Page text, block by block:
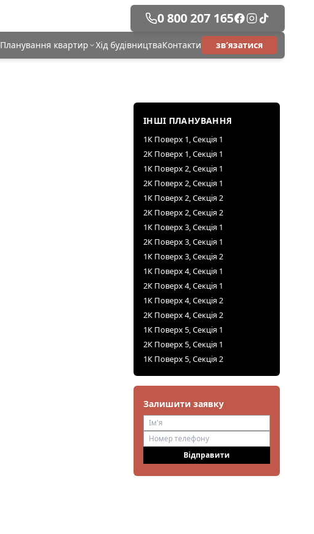
0 800 207 165
Планування квартир Хід будівництваКонтакти зв’язатися
ІНШІ ПЛАНУВАННЯ
1К Поверх 1, Секція 1
2К Поверх 1, Секція 1
1К Поверх 2, Секція 1
2К Поверх 2, Секція 1
1К Поверх 2, Секція 2
2К Поверх 2, Секція 2
1К Поверх 3, Секція 1
2К Поверх 3, Секція 1
1К Поверх 3, Секція 2
1К Поверх 4, Секція 1
2К Поверх 4, Секція 1
1К Поверх 4, Секція 2
2К Поверх 4, Секція 2
1К Поверх 5, Секція 1
2К Поверх 5, Секція 1
1К Поверх 5, Секція 2
Залишити заявку
Відправити